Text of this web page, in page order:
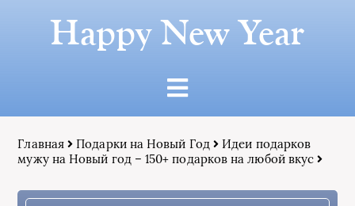
Happy New Year
Главная Подарки на Новый Год
Идеи подарков
мужу на Новый год – 150+ подарков на любой вкус